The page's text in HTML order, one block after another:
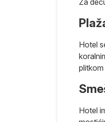
Za
Hotel
Hotel